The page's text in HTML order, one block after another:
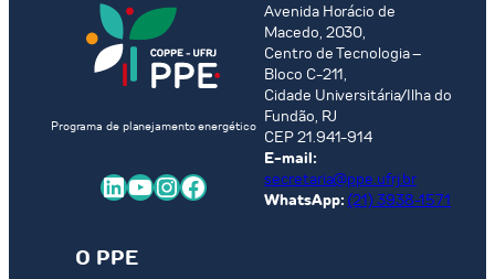
Programa de planejamento energético
LinkedIn Youtube InstagramFacebook
Avenida Horácio de
Macedo, 2030,
Centro de Tecnologia –
Bloco C-211,
Cidade Universitária/Ilha do
Fundão, RJ
CEP 21.941-914
E-mail:
secretaria@ppe.ufrj.br
WhatsApp: (21) 3938-1571
O PPE